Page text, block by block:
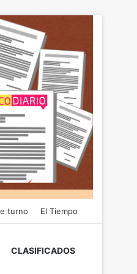
turno El Tiempo
CLASIFICADOS